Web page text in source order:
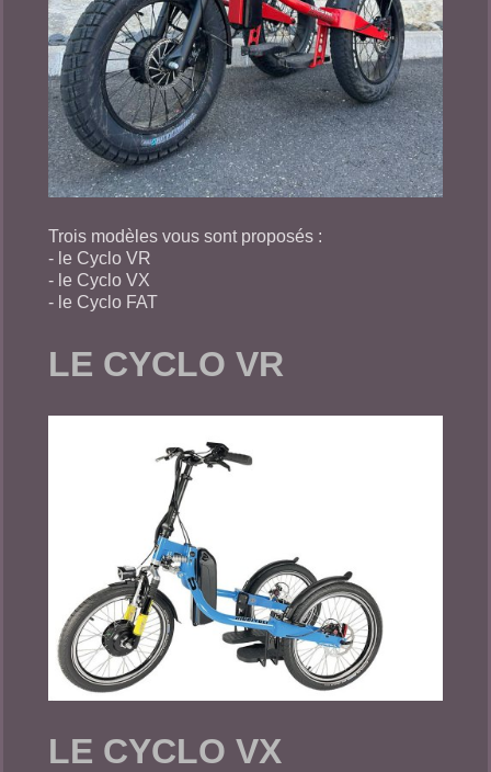
Trois modèles vous sont proposés :
- le Cyclo VR
- le Cyclo VX
- le Cyclo FAT
LE CYCLO VR
LE CYCLO VX